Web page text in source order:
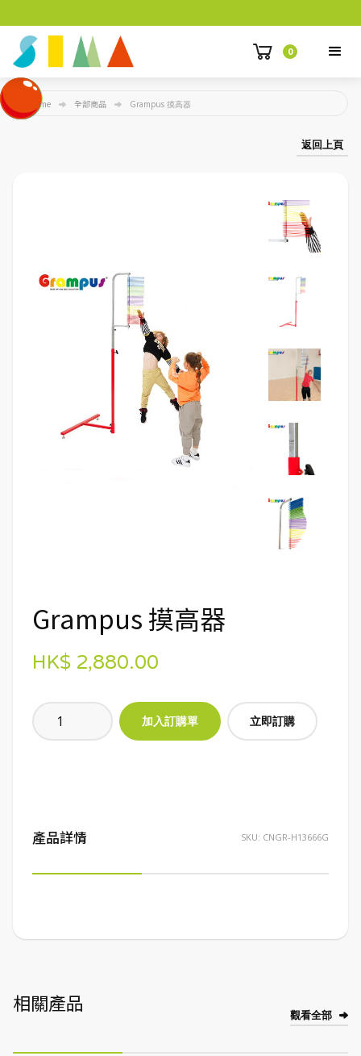
0
Home 全部商品 Grampus 摸高器
返回上頁
Grampus 摸高器
HK$ 2,880.00
立即訂購
產品詳情 SKU: CNGR-H13666G
相關產品 觀看全部